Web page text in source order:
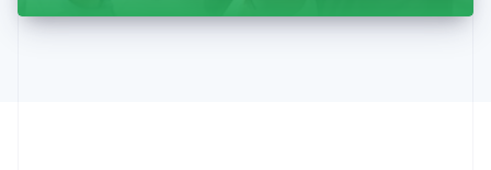
Malta